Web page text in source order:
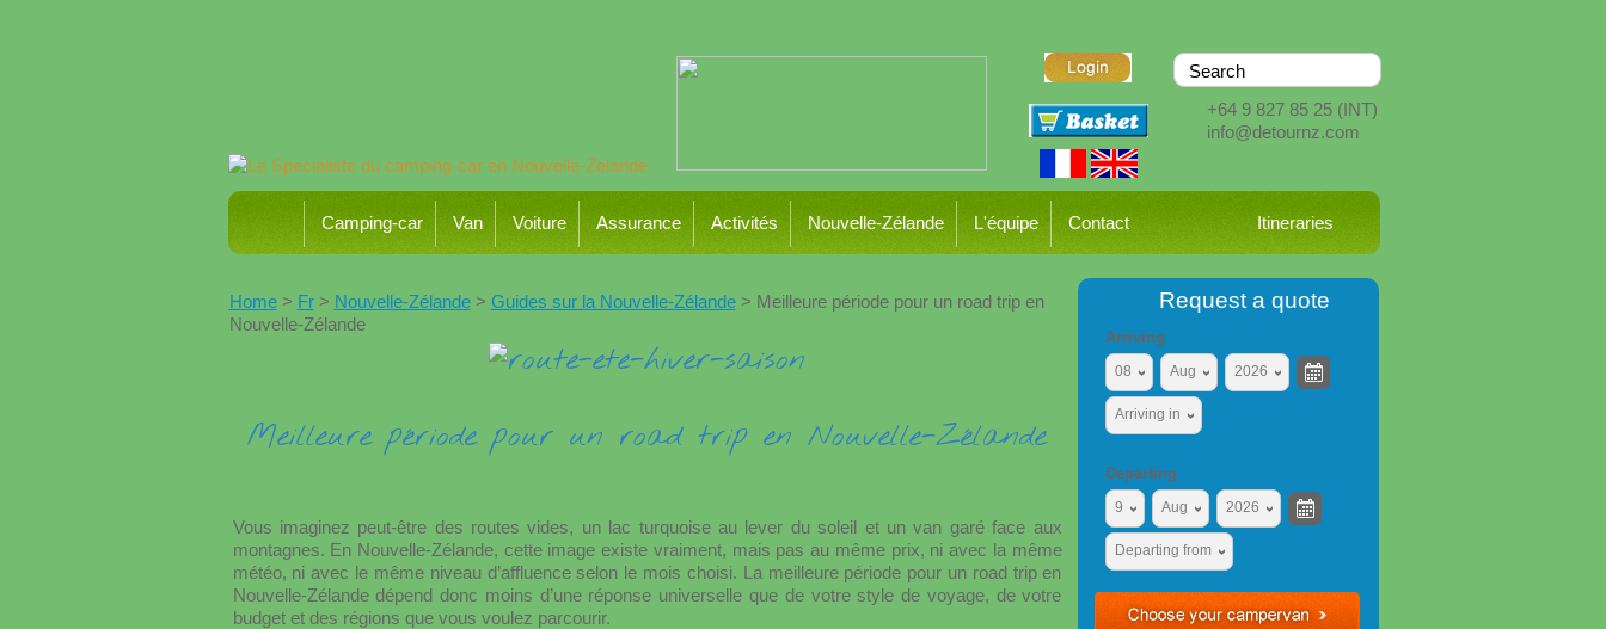
+64 9 827 85 25(INT)
info@detournz.com
Camping-car Van Voiture Assurance Activités Nouvelle-Zélande L'équipe Contact Itineraries
Home> Fr> Nouvelle-Zélande> Guides sur la Nouvelle-Zélande> Meilleure période pour un road trip en
Nouvelle-Zélande
Meilleure période pour un road trip en Nouvelle-Zélande
Vous imaginez peut-être des routes vides, un lac turquoise au lever du soleil et un van garé face aux
montagnes. En Nouvelle-Zélande, cette image existe vraiment, mais pas au même prix, ni avec la même
météo, ni avec le même niveau d’affluence selon le mois choisi. La meilleure période pour un road trip en
Nouvelle-Zélande dépend donc moins d’une réponse universelle que de votre style de voyage, de votre
budget et des régions que vous voulez parcourir.
Request a quote
Arriving
08 Aug 2026
Arriving in
Departing
9 Aug 2026
Departing from